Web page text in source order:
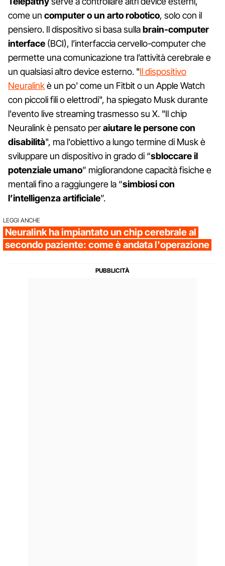
come un computer o un arto robotico, solo con il
pensiero. Il dispositivo si basa sullabrain-computer
interface (BCI), l’interfaccia cervello-computer che
permette una comunicazione tra l’attività cerebrale e
un qualsiasi altro device esterno. "Il dispositivo
Neuralinkè un po' come un Fitbit o un Apple Watch
con piccoli fili o elettrodi", ha spiegato Musk durante
l'evento live streaming trasmesso su X. "Il chip
Neuralink è pensato peraiutare le persone con
disabilità", ma l'obiettivo a lungo termine di Musk è
sviluppare un dispositivo in grado di “sbloccare il
potenziale umano” migliorandone capacità fisiche e
mentali fino a raggiungere la “simbiosi con
l’intelligenza artificiale”.
LEGGI ANCHE
Neuralink ha impiantato un chip cerebrale al
secondo paziente: come è andata l'operazione